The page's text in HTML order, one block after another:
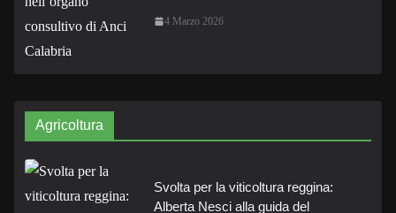
4 Marzo 2026
Agricoltura
Svolta per la viticoltura reggina:
Alberta Nesci alla guida del